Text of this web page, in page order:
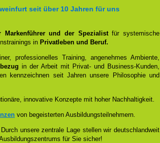
seit über 10 Jahren für uns
Markenführer und der Spezialistfür systemische
in Privatleben und Beruf.
professionelles Training, angenehmes Ambiente,
in der Arbeit mit Privat- und Business-Kunden,
kennzeichnen seit Jahren unsere Philosophie und
innovative Konzepte mit hoher Nachhaltigkeit.
von begeisterten Ausbildungsteilnehmern.
Durch unsere zentrale Lage stellen wir deutschlandweit
für Sie sicher!